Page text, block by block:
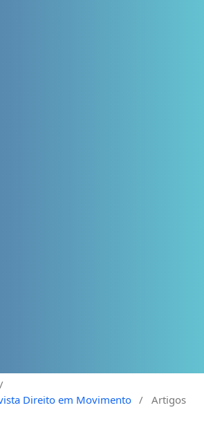
/
Direito em Movimento / Artigos